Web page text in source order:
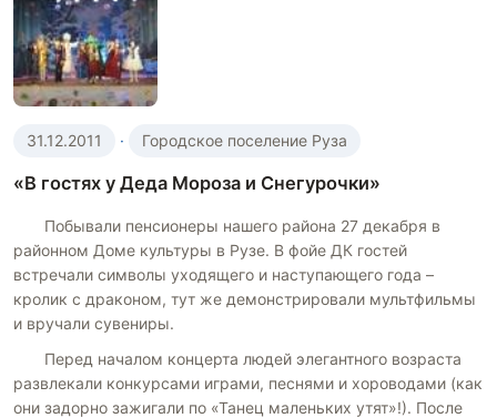
31.12.2011 · Городское поселение Руза
«В гостях у Деда Мороза и Снегурочки»
Побывали пенсионеры нашего района 27 декабря в
районном Доме культуры в Рузе. В фойе ДК гостей
встречали символы уходящего и наступающего года –
кролик с драконом, тут же демонстрировали мультфильмы
и вручали сувениры.
Перед началом концерта людей элегантного возраста
развлекали конкурсами играми, песнями и хороводами (как
они задорно зажигали по «Танец маленьких утят»!). После